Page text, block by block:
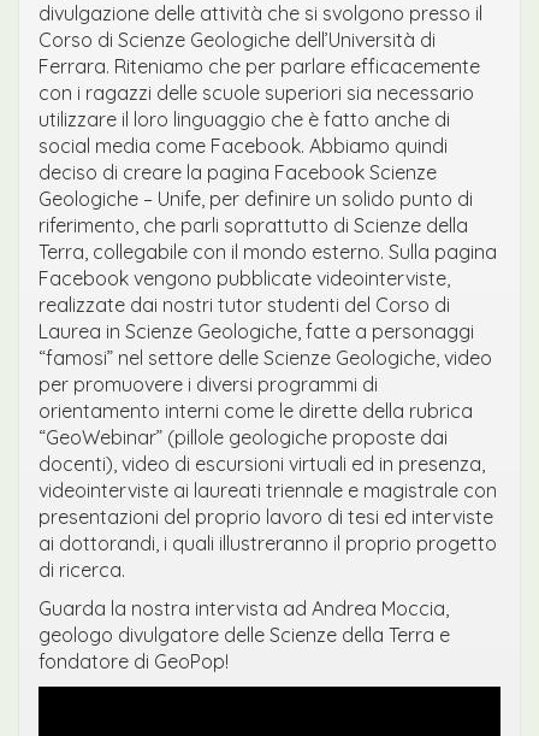
divulgazione delle attività che si svolgono presso il
Corso di Scienze Geologiche dell’Università di
Ferrara. Riteniamo che per parlare efficacemente
con i ragazzi delle scuole superiori sia necessario
utilizzare il loro linguaggio che è fatto anche di
social media come Facebook. Abbiamo quindi
deciso di creare la pagina Facebook Scienze
Geologiche – Unife, per definire un solido punto di
riferimento, che parli soprattutto di Scienze della
Terra, collegabile con il mondo esterno. Sulla pagina
Facebook vengono pubblicate videointerviste,
realizzate dai nostri tutor studenti del Corso di
Laurea in Scienze Geologiche, fatte a personaggi
“famosi” nel settore delle Scienze Geologiche, video
per promuovere i diversi programmi di
orientamento interni come le dirette della rubrica
“GeoWebinar” (pillole geologiche proposte dai
docenti), video di escursioni virtuali ed in presenza,
videointerviste ai laureati triennale e magistrale con
presentazioni del proprio lavoro di tesi ed interviste
ai dottorandi, i quali illustreranno il proprio progetto
di ricerca.
Guarda la nostra intervista ad Andrea Moccia,
geologo divulgatore delle Scienze della Terra e
fondatore di GeoPop!